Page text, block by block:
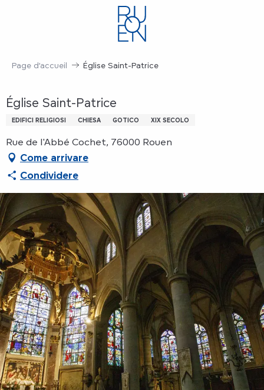
Page d’accueil Église Saint-Patrice
Église Saint-Patrice
EDIFICI RELIGIOSI CHIESA GOTICO XIX SECOLO
Rue de l'Abbé Cochet, 76000 Rouen
Come arrivare
Condividere